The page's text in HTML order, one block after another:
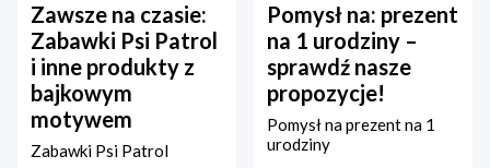
Zawsze na czasie:
Zabawki Psi Patrol
i inne produkty z
bajkowym
motywem
Zabawki Psi Patrol
Pomysł na: prezent
na 1 urodziny –
sprawdź nasze
propozycje!
Pomysł na prezent na 1
urodziny